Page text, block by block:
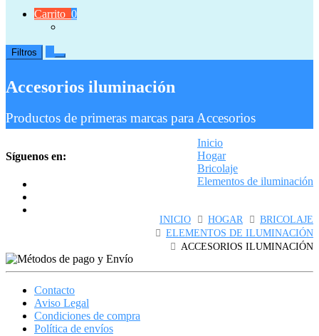
Carrito 0
Filtros
Accesorios iluminación
Productos de primeras marcas para Accesorios
Inicio
Hogar
Bricolaje
Elementos de iluminación
INICIO HOGAR
BRICOLAJE
ELEMENTOS DE ILUMINACIÓN
ACCESORIOS ILUMINACIÓN
Síguenos en:
Contacto
Aviso Legal
Condiciones de compra
Política de envíos